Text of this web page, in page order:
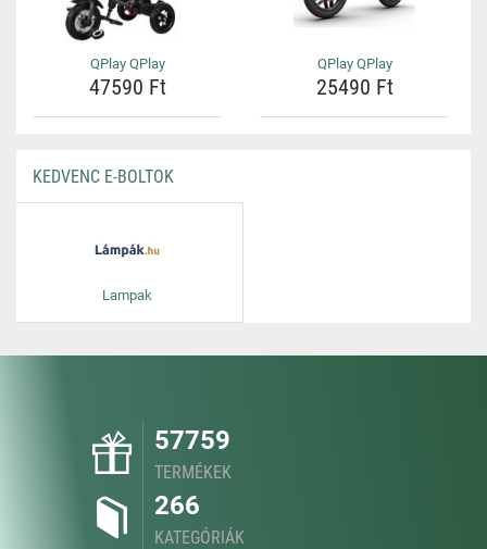
QPlay QPlay
47590 Ft
QPlay QPlay
25490 Ft
KEDVENC E-BOLTOK
Lampak
57759
TERMÉKEK
266
KATEGÓRIÁK